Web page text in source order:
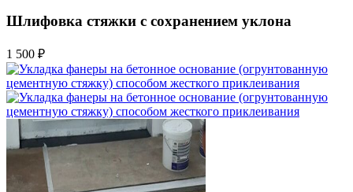
Шлифовка стяжки с сохранением уклона
1 500 ₽